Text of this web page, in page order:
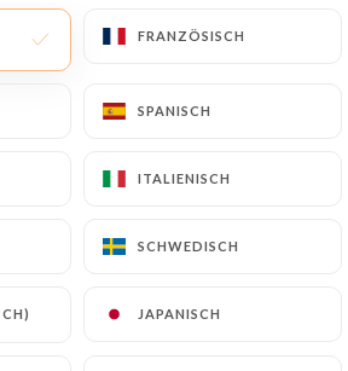
FRANZÖSISCH
SPANISCH
ITALIENISCH
SCHWEDISCH
JAPANISCH
FRANZÖSISCH
SPANISCH
ITALIENISCH
SCHWEDISCH
JAPANISCH